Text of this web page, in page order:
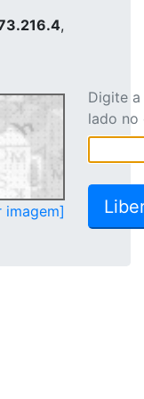
,
imagem]
Digite
lado no